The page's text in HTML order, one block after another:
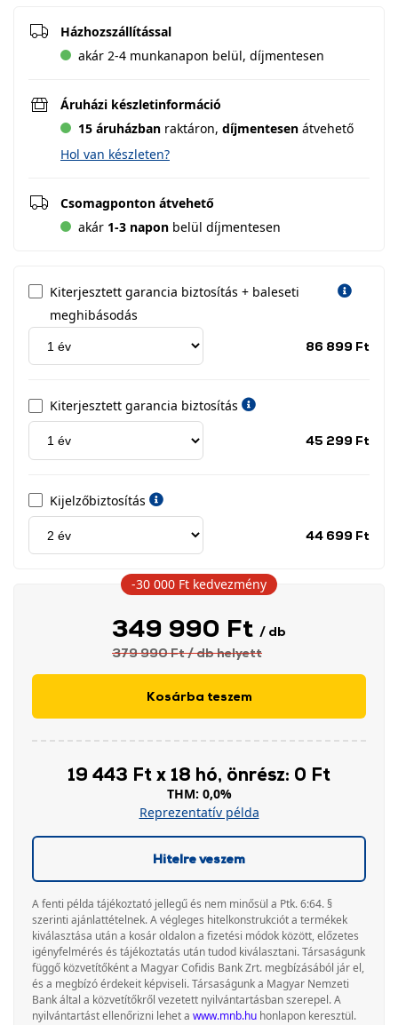
Házhozszállítással
akár 2-4 munkanapon belül, díjmentesen
Áruházi készletinformáció
15 áruházban raktáron, díjmentesen átvehető
Hol van készleten?
Csomagponton átvehető
akár 1-3 napon belül díjmentesen
Kiterjesztett garancia biztosítás + baleseti
meghibásodás
86 899 Ft
Kiterjesztett garancia biztosítás
45 299 Ft
Kijelzőbiztosítás
44 699 Ft
349 990 Ft / db
379 990 Ft/ dbhelyett
Kosárba teszem
19 443 Ft x 18 hó, önrész: 0 Ft
THM: 0,0%
Reprezentatív példa
Hitelre veszem
A fenti példa tájékoztató jellegű és nem minősül a Ptk. 6:64. §
szerinti ajánlattételnek. A végleges hitelkonstrukciót a termékek
kiválasztása után a kosár oldalon a fizetési módok között, előzetes
igényfelmérés és tájékoztatás után tudod kiválasztani. Társaságunk
függő közvetítőként a Magyar Cofidis Bank Zrt. megbízásából jár el,
és a megbízó érdekeit képviseli. Társaságunk a Magyar Nemzeti
Bank által a közvetítőkről vezetett nyilvántartásban szerepel. A
nyilvántartást ellenőrizni lehet a www.mnb.hu honlapon keresztül.
-30 000 Ft kedvezmény